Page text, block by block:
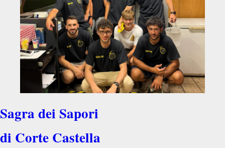
Sagra dei Sapori
di Corte Castella